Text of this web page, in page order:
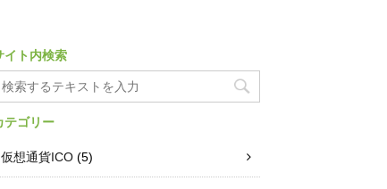
イト内検索
テゴリー
仮想通貨ICO (5)